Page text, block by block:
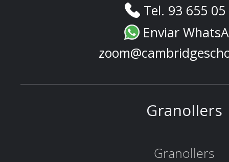
Tel. 93 655
Enviar
Granollers
Granollers